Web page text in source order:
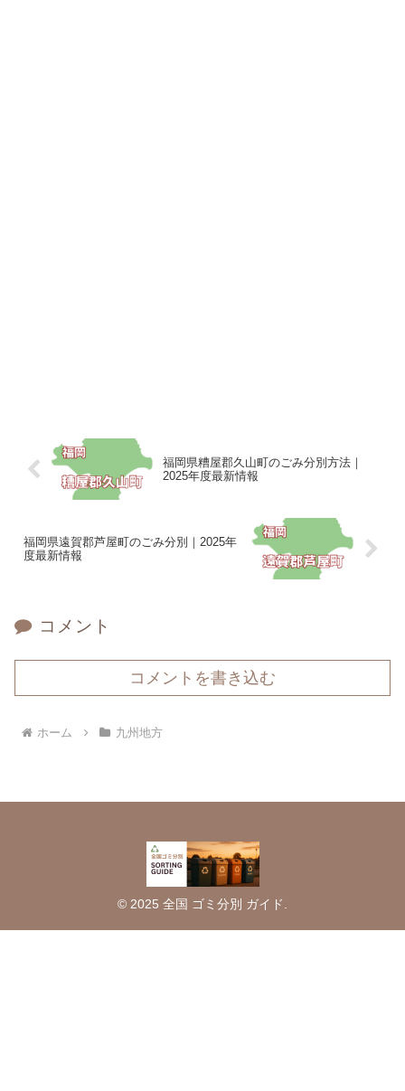
福岡県糟屋郡久山町のごみ分別方法｜
2025年度最新情報
福岡県遠賀郡芦屋町のごみ分別｜2025年
度最新情報
コメント
コメントを書き込む
ホーム 九州地方
© 2025 全国 ゴミ分別 ガイド.